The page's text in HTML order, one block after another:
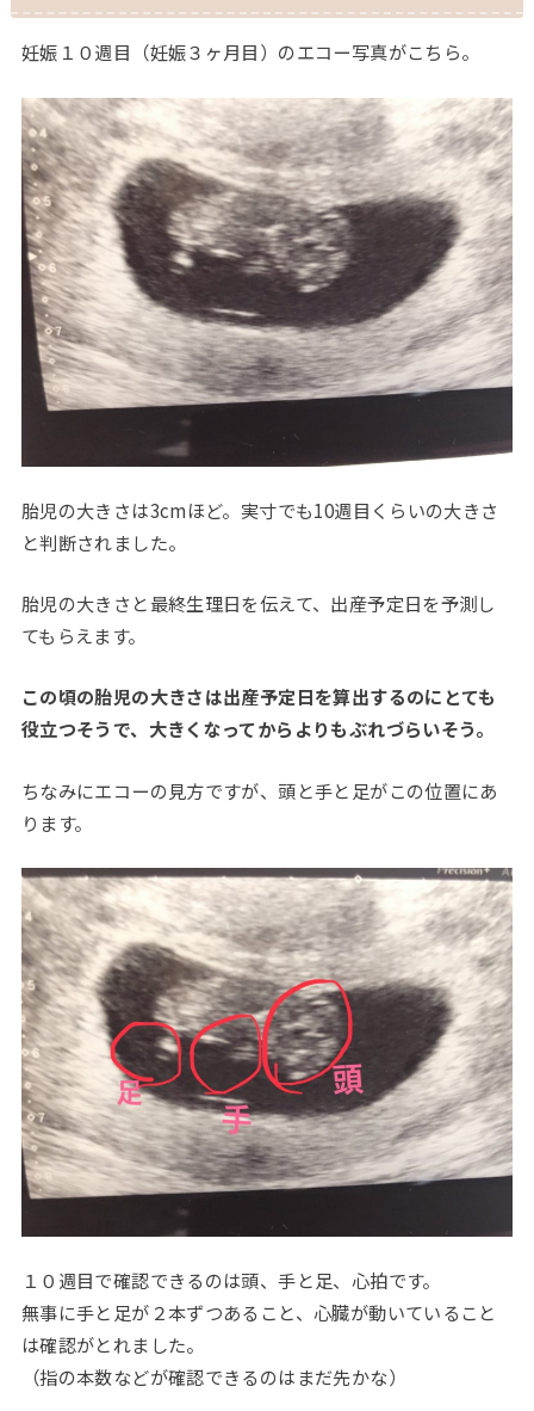
妊娠１０週目（妊娠３ヶ月目）のエコー写真がこちら。
胎児の大きさは3cmほど。実寸でも10週目くらいの大きさ
と判断されました。
胎児の大きさと最終生理日を伝えて、出産予定日を予測し
てもらえます。
この頃の胎児の大きさは出産予定日を算出するのにとても
役立つそうで、大きくなってからよりもぶれづらいそう。
ちなみにエコーの見方ですが、頭と手と足がこの位置にあ
ります。
１０週目で確認できるのは頭、手と足、心拍です。
無事に手と足が２本ずつあること、心臓が動いていること
は確認がとれました。
（指の本数などが確認できるのはまだ先かな）